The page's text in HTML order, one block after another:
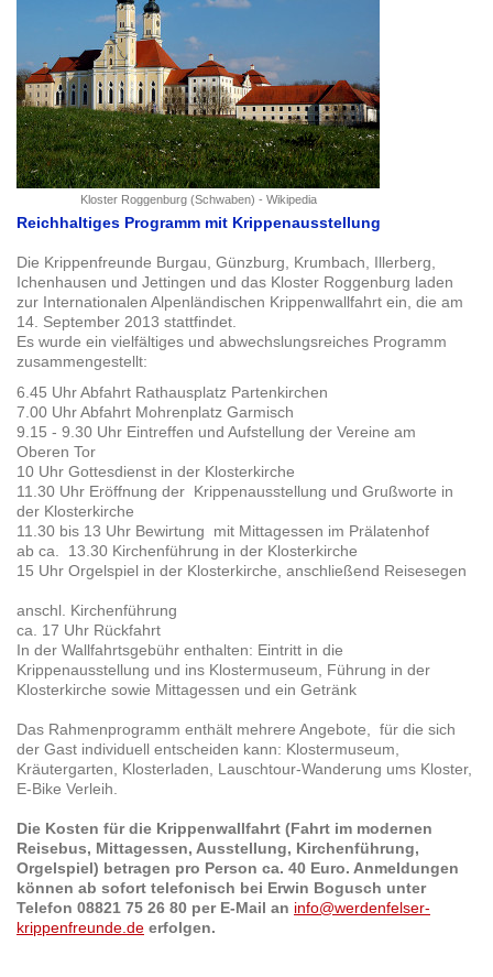
Kloster Roggenburg (Schwaben) - Wikipedia
Reichhaltiges Programm mit Krippenausstellung
Die Krippenfreunde Burgau, Günzburg, Krumbach, Illerberg,
Ichenhausen und Jettingen und das Kloster Roggenburg laden
zur Internationalen Alpenländischen Krippenwallfahrt ein, die am
14. September 2013 stattfindet.
Es wurde ein vielfältiges und abwechslungsreiches Programm
zusammengestellt:
6.45 Uhr Abfahrt Rathausplatz Partenkirchen
7.00 Uhr Abfahrt Mohrenplatz Garmisch
9.15 - 9.30 Uhr Eintreffen und Aufstellung der Vereine am
Oberen Tor
10 Uhr Gottesdienst in der Klosterkirche
11.30 Uhr Eröffnung der Krippenausstellung und Grußworte in
der Klosterkirche
11.30 bis 13 Uhr Bewirtung mit Mittagessen im Prälatenhof
ab ca. 13.30 Kirchenführung in der Klosterkirche
15 Uhr Orgelspiel in der Klosterkirche, anschließend Reisesegen
anschl. Kirchenführung
ca. 17 Uhr Rückfahrt
In der Wallfahrtsgebühr enthalten: Eintritt in die
Krippenausstellung und ins Klostermuseum, Führung in der
Klosterkirche sowie Mittagessen und ein Getränk
Das Rahmenprogramm enthält mehrere Angebote, für die sich
der Gast individuell entscheiden kann: Klostermuseum,
Kräutergarten, Klosterladen, Lauschtour-Wanderung ums Kloster,
E-Bike Verleih.
Die Kosten für die Krippenwallfahrt (Fahrt im modernen
Reisebus, Mittagessen, Ausstellung, Kirchenführung,
Orgelspiel) betragen pro Person ca. 40 Euro. Anmeldungen
können ab sofort telefonisch bei Erwin Bogusch unter
Telefon 08821 75 26 80 per E-Mail an info@werdenfelser-
krippenfreunde.de erfolgen.